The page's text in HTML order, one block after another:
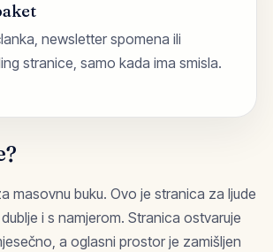
newsletter spomena ili
stranice, samo kada ima smisla.
masovnu buku. Ovo je stranica za ljude
i s namjerom. Stranica ostvaruje
a oglasni prostor je zamišljen